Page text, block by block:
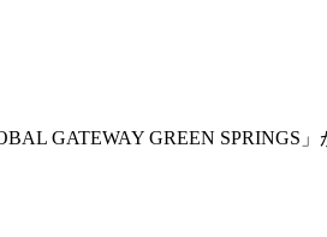
GATEWAY GREEN SPRINGS」